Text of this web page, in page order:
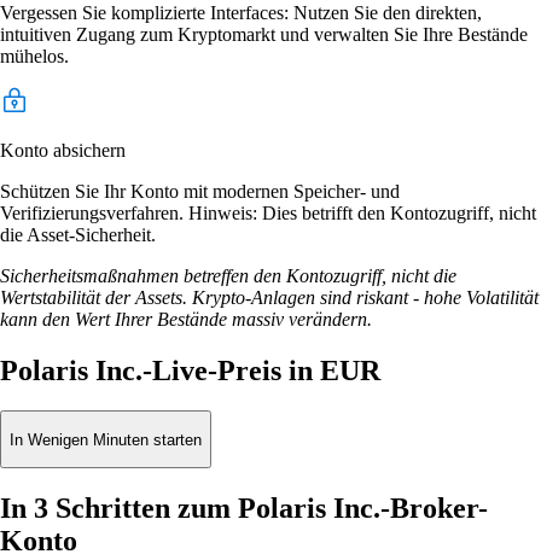
Vergessen Sie komplizierte Interfaces: Nutzen Sie den direkten,
intuitiven Zugang zum Kryptomarkt und verwalten Sie Ihre Bestände
mühelos.
Konto absichern
Schützen Sie Ihr Konto mit modernen Speicher- und
Verifizierungsverfahren. Hinweis: Dies betrifft den Kontozugriff, nicht
die Asset-Sicherheit.
Sicherheitsmaßnahmen betreffen den Kontozugriff, nicht die
Wertstabilität der Assets. Krypto-Anlagen sind riskant - hohe Volatilität
kann den Wert Ihrer Bestände massiv verändern.
Polaris Inc.-Live-Preis in EUR
In Wenigen Minuten starten
In 3 Schritten zum Polaris Inc.-Broker-
Konto